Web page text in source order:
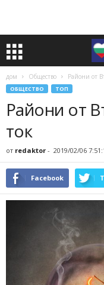
дом Общество Райони от
ОБЩЕСТВО ТОП
Райони от
ток
от redaktor - 2019/02/06
Facebook